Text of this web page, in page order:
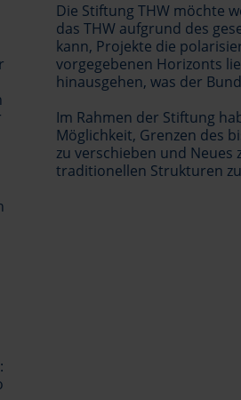
Die Stiftung THW möchte
das THW aufgrund des
kann, Projekte die
vorgegebenen Horizonts
hinausgehen, was der
Im Rahmen der Stiftung
Möglichkeit, Grenzen des
zu verschieben und Neues
traditionellen Strukturen